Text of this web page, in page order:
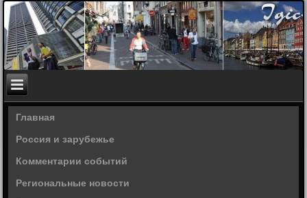
Главная
Россия и зарубежье
Комментарии событий
Региональные новости